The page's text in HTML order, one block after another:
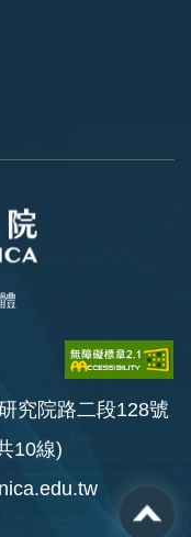
究院路二段128號
10線)